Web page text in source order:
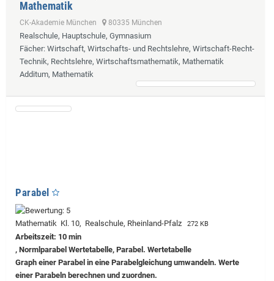
Mathematik
CK-Akademie München 80335 München
Realschule, Hauptschule, Gymnasium
Fächer: Wirtschaft, Wirtschafts- und Rechtslehre, Wirtschaft-Recht-
Technik, Rechtslehre, Wirtschaftsmathematik, Mathematik
Additum, Mathematik
Parabel
Mathematik Kl. 10, Realschule, Rheinland-Pfalz 272 KB
Arbeitszeit: 10 min
, Normlparabel Wertetabelle, Parabel. Wertetabelle
Graph einer Parabel in eine Parabelgleichung umwandeln. Werte
einer Parabeln berechnen und zuordnen.